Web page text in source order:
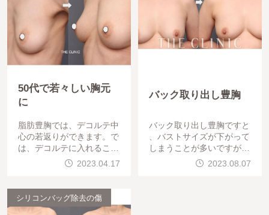
50代で若々しい胸元
に
脂肪豊胸では、デコルテ中
心の若返りができます。で
は、デコルテに入れること
によって、ろっ骨のやせ・
2023.04.17
バック取り出し豊胸
バック取り出し豊胸ですと
、バストサイズが下がって
しまうことが多いですが、
あまり変わらない方もおら
2023.08.07
シリコンバッグ除去の傷